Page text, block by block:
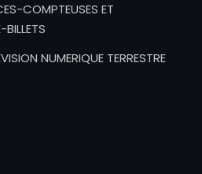
COMPTEUSES ET
NUMERIQUE TERRESTRE